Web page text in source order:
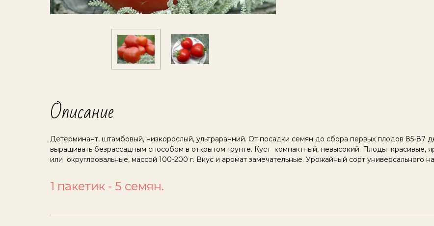
Описание
Детерминант, штамбовый, низкорослый, ультраранний. От посадки семян до сбора первых плодов 85-87
выращивать безрассадным способом в открытом грунте. Куст компактный, невысокий. Плоды красивые,
или округлоовальные, массой 100-200 г. Вкус и аромат замечательные. Урожайный сорт универсального
1 пакетик - 5 семян.